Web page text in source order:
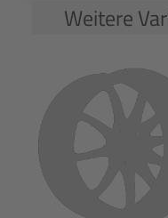
Weitere